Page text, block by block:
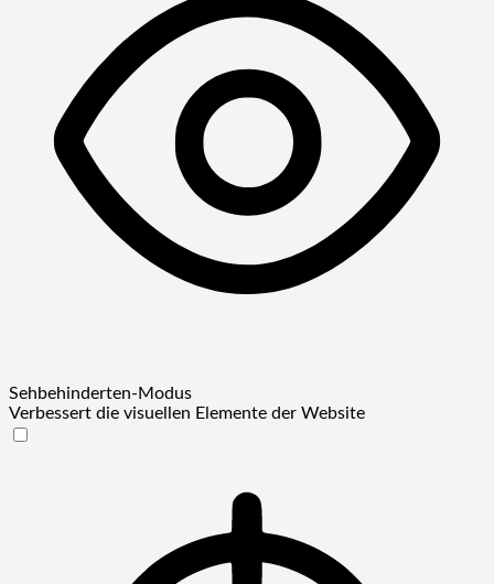
Sehbehinderten-Modus
Verbessert die visuellen Elemente der Website